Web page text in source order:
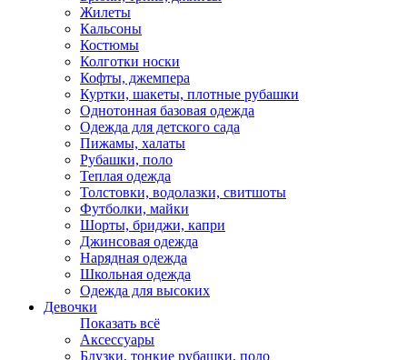
Жилеты
Кальсоны
Костюмы
Колготки носки
Кофты, джемпера
Куртки, шакеты, плотные рубашки
Однотонная базовая одежда
Одежда для детского сада
Пижамы, халаты
Рубашки, поло
Теплая одежда
Толстовки, водолазки, свитшоты
Футболки, майки
Шорты, бриджи, капри
Джинсовая одежда
Нарядная одежда
Школьная одежда
Одежда для высоких
Девочки
Показать всё
Аксессуары
Блузки, тонкие рубашки, поло